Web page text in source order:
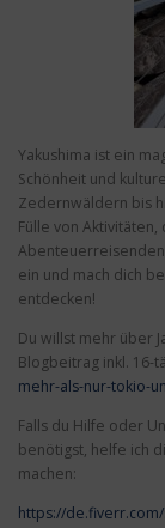
Yakushima ist ein
Schönheit und
Zedernwäldern bis
Fülle von
ein und mach dich
entdecken!
Du willst mehr über
Blogbeitrag inkl. 16-
mehr-als-nur-tokio-
Falls du Hilfe oder
benötigst, helfe ich
machen:
https://